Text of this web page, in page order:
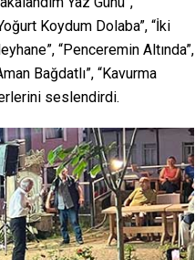
Koydum Dolaba”, “İki
“Penceremin Altında”,
Bağdatlı”, “Kavurma
seslendirdi.